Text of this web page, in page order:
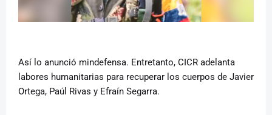
Así lo anunció mindefensa. Entretanto, CICR adelanta
labores humanitarias para recuperar los cuerpos de Javier
Ortega, Paúl Rivas y Efraín Segarra.